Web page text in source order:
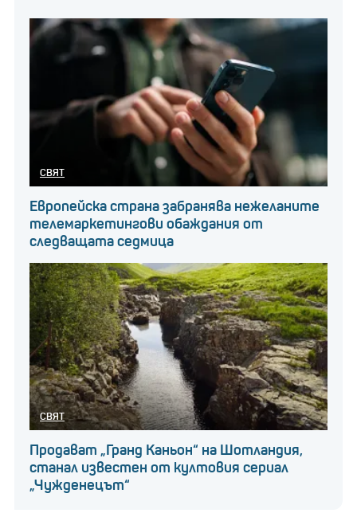
СВЯТ
Европейска страна забранява нежеланите
телемаркетингови обаждания от
следващата седмица
СВЯТ
Продават „Гранд Каньон“ на Шотландия,
станал известен от култовия сериал
„Чужденецът“